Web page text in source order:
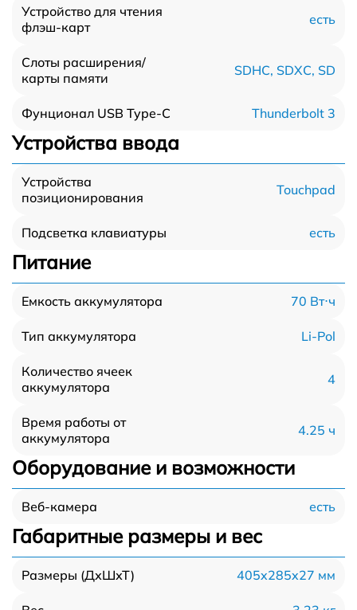
Устройство для чтения
флэш-карт
есть
Слоты расширения/
карты памяти
SDHC, SDXC, SD
Фунционал USB Type-C Thunderbolt 3
Устройства ввода
Устройства
позиционирования
Touchpad
Подсветка клавиатуры есть
Питание
Емкость аккумулятора 70 Вт⋅ч
Тип аккумулятора Li-Pol
Количество ячеек
аккумулятора
4
Время работы от
аккумулятора
4.25 ч
Оборудование и возможности
Веб-камера есть
Габаритные размеры и вес
Размеры (ДхШхТ) 405x285x27 мм